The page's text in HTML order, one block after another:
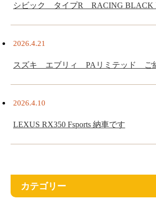
シビック タイプR RACING BLACK
2026.4.21
スズキ エブリィ PAリミテッド ご
2026.4.10
LEXUS RX350 Fsports 納車です
カテゴリー